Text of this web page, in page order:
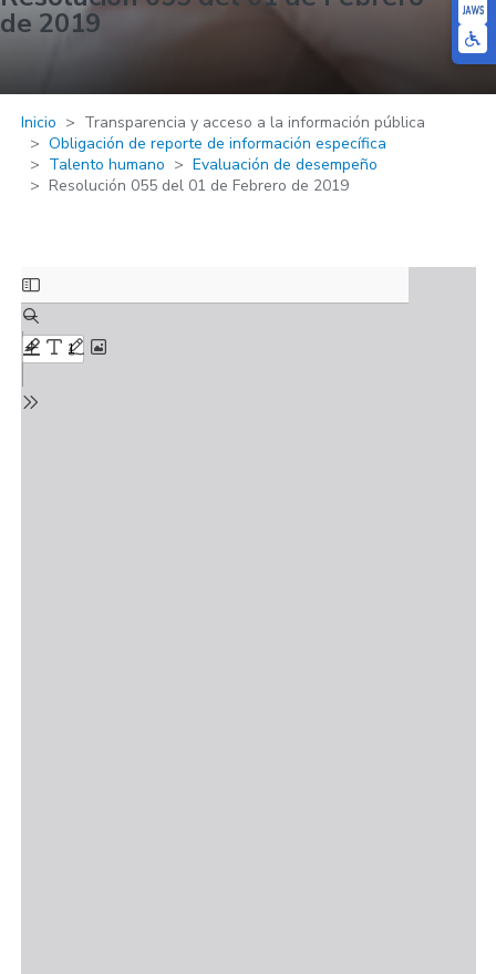
de 2019
Inicio
Transparencia y acceso a la información pública
Obligación de reporte de información específica
Talento humano
Evaluación de desempeño
Resolución 055 del 01 de Febrero de 2019